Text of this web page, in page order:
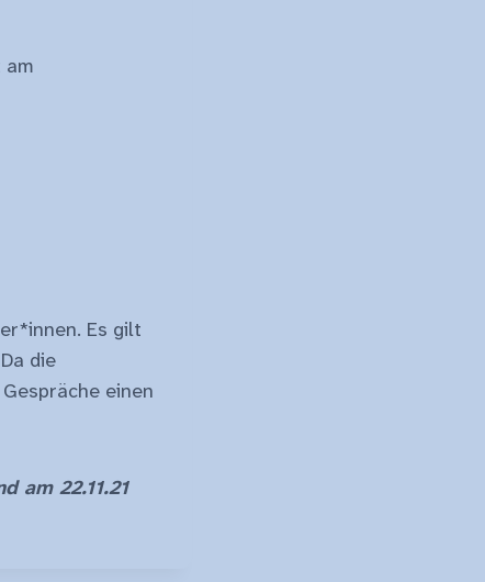
am
Es gilt
die
einen
am 22.11.21